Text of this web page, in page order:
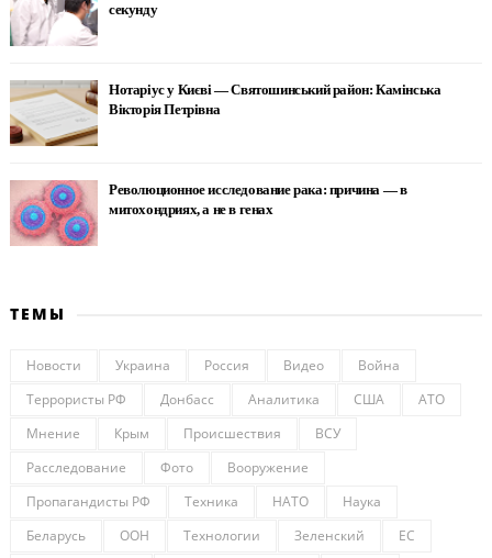
секунду
Нотаріус у Києві — Святошинський район: Камінська
Вікторія Петрівна
Революционное исследование рака: причина — в
митохондриях, а не в генах
ТЕМЫ
Новости Украина Россия Видео
Война
Террористы РФ
Донбасс Аналитика США
АТО
Мнение
Крым Происшествия
ВСУ
Расследование
Фото
Вооружение
Пропагандисты РФ
Техника НАТО
Наука
Беларусь
ООН Технологии Зеленский ЕС